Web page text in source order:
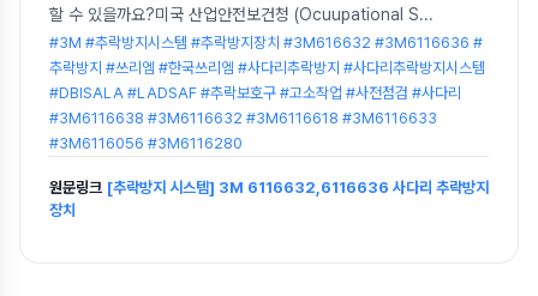
할 수 있을까요?미국 산업안전보건청 (Ocuupational S...
#3M #추락방지시스템 #추락방지장치 #3M616632 #3M6116636 #
추락방지 #쓰리엠 #한국쓰리엠 #사다리추락방지 #사다리추락방지시스템
#DBISALA #LADSAF #추락보호구 #고소작업 #사전점검 #사다리
#3M6116638 #3M6116632 #3M6116618 #3M6116633
#3M6116056 #3M6116280
원문링크 [추락방지 시스템] 3M 6116632,6116636 사다리 추락방지
장치